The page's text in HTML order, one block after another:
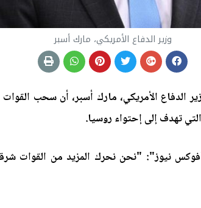
وزير الدفاع الأمريكي، مارك أسبر
الدفاع الأمريكي، مارك أسبر، أن سحب القوات
تهدف إلى إحتواء روسيا.
نيوز": "نحن نحرك المزيد من القوات